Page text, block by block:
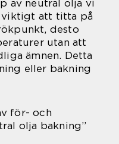
av neutral olja vi
viktigt att titta på
desto
utan att
ämnen. Detta
eller bakning
för- och
olja bakning”